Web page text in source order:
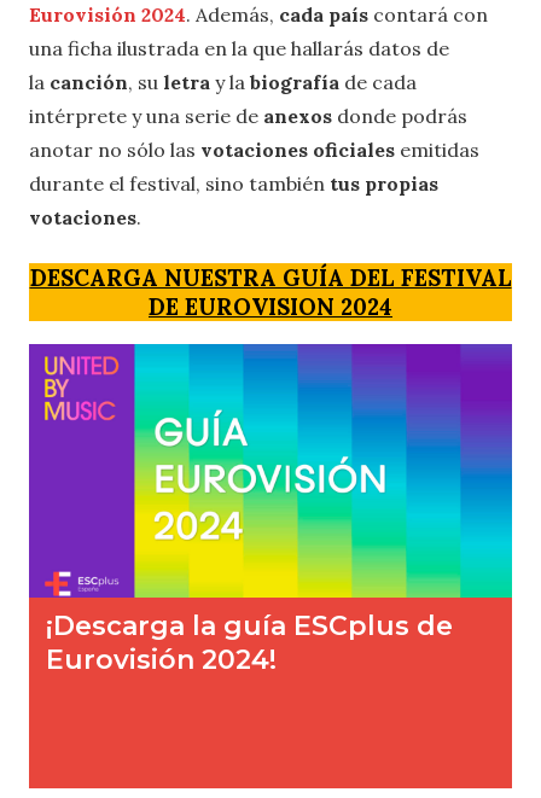
Eurovisión 2024. Además, cada país contará con
una ficha ilustrada en la que hallarás datos de
la canción, su letra y la biografía de cada
intérprete y una serie de anexos donde podrás
anotar no sólo las votaciones oficiales emitidas
durante el festival, sino también tus propias
votaciones.
DESCARGA NUESTRA GUÍA DEL FESTIVAL
DE EUROVISION 2024